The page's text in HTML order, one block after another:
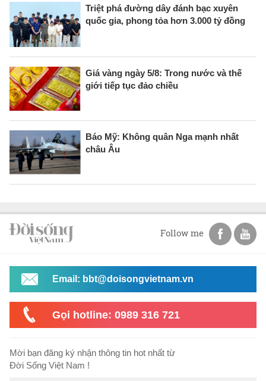
Triệt phá đường dây đánh bạc xuyên
quốc gia, phong tỏa hơn 3.000 tỷ đồng
Giá vàng ngày 5/8: Trong nước và thế
giới tiếp tục đảo chiều
Báo Mỹ: Không quân Nga mạnh nhất
châu Âu
Follow me
Email: bbt@doisongvietnam.vn
Gọi hotline: 0989 316 721
Mời bạn đăng ký nhận thông tin hot nhất từ
Đời Sống Việt Nam !